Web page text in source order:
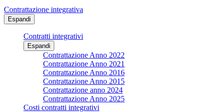
Contrattazione integrativa
Espandi
Contratti integrativi
Espandi
Contrattazione Anno 2022
Contrattazione Anno 2021
Contrattazione Anno 2016
Contrattazione Anno 2015
Contrattazione anno 2024
Contrattazione Anno 2025
Costi contratti integrativi